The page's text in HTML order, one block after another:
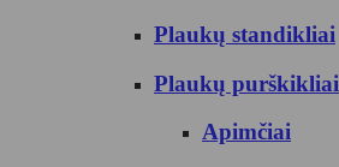
Plaukų standikliai
Plaukų purškikliai
Apimčiai